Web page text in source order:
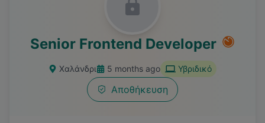
Senior Frontend Developer
Χαλάνδρι 5 months ago Υβριδικό
Αποθήκευση